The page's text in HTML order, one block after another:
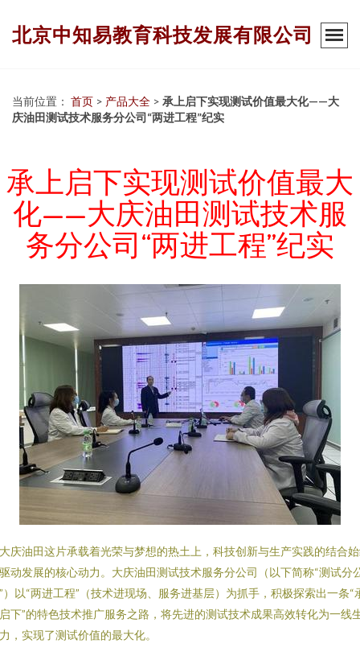
北京中知易教育科技发展有限公司
当前位置： 首页 > 产品大全 > 承上启下实现测试价值最大化——大
庆油田测试技术服务分公司“两进工程”纪实
承上启下实现测试价值最大
化——大庆油田测试技术服
务分公司“两进工程”纪实
庆油田这片承载着光荣与梦想的热土上，科技创新与生产实践的结合
动发展的核心动力。大庆油田测试技术服务分公司（以下简称“测试分
）以“两进工程”（技术进现场、服务进基层）为抓手，积极探索出一条“
下”的特色技术推广服务之路，将先进的测试技术成果高效转化为一线
，实现了测试价值的最大化。